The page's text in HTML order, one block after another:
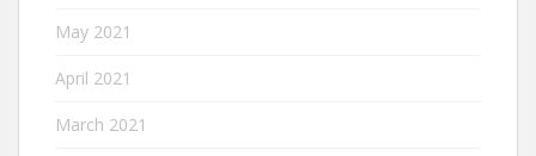
May 2021
April 2021
March 2021